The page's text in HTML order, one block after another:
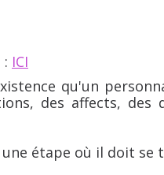
ICI
qu'un
des affects, des
étape où il doit se